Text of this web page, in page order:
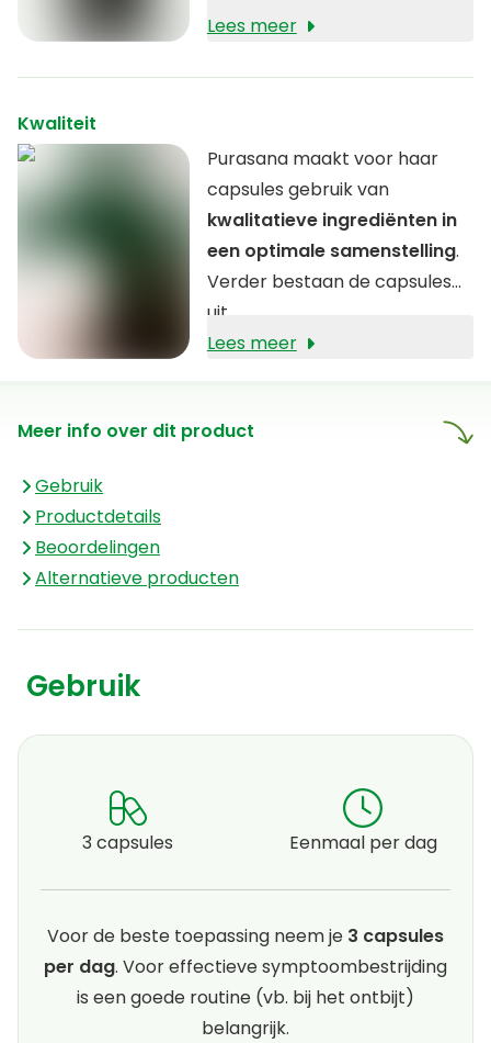
Lees meer
Kwaliteit
Purasana maakt voor haar
capsules gebruik van
kwalitatieve ingrediënten in
een optimale samenstelling.
Verder bestaan de capsules
uit
hydroxypropylmethylcellulose
van planten.
Lees meer
Meer info over dit product
Gebruik
Productdetails
Beoordelingen
Alternatieve producten
Gebruik
3 capsules Eenmaal per dag
Voor de beste toepassing neem je 3 capsules
per dag. Voor effectieve symptoombestrijding
is een goede routine (vb. bij het ontbijt)
belangrijk.